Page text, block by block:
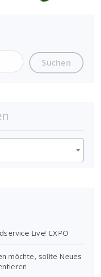
Live! EXPO
möchte, sollte Neues